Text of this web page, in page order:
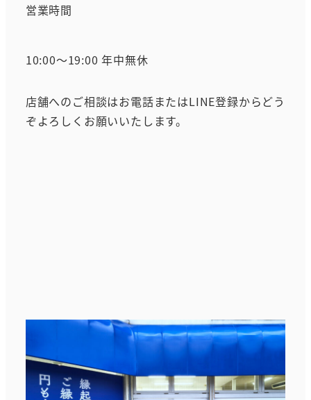
営業時間
10:00～19:00 年中無休
店舗へのご相談はお電話またはLINE登録からどう
ぞよろしくお願いいたします。